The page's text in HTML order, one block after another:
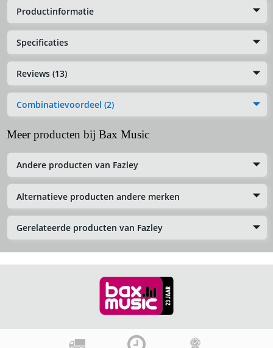
Productinformatie
Specificaties
Reviews (13)
Combinatievoordeel (2)
Meer producten bij Bax Music
Andere producten van Fazley
Alternatieve producten andere merken
Gerelateerde producten van Fazley